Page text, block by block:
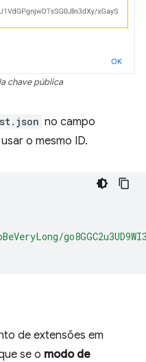
chave pública
no campo
o mesmo ID.
de extensões em
se o modo de